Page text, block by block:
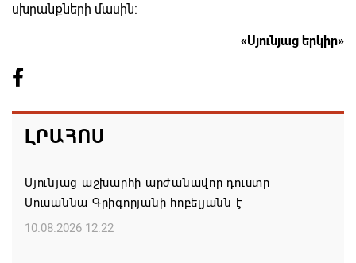
սխրանքների մասին:
«Սյունյաց երկիր»
ԼՐԱՀՈՍ
Սյունյաց աշխարհի արժանավոր դուստր
Սուսաննա Գրիգորյանի հոբելյանն է
10.08.2026 12:22